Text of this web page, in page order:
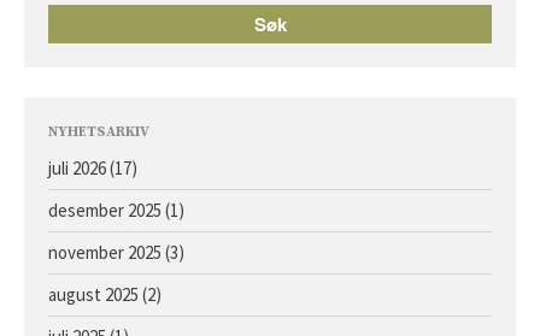
Avlshopper
Kontakt
NYHETSARKIV
juli 2026(17)
desember 2025 (1)
november 2025 (3)
august 2025 (2)